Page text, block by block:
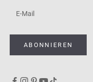
ABONNIEREN